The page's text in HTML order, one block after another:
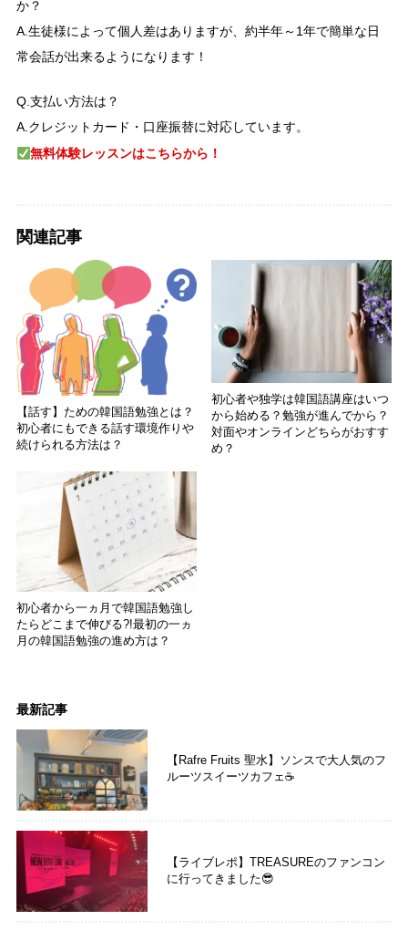
か？
A.生徒様によって個人差はありますが、約半年～1年で簡単な日
常会話が出来るようになります！
Q.支払い方法は？
A.クレジットカード・口座振替に対応しています。
無料体験レッスンはこちらから！
関連記事
【話す】ための韓国語勉強とは？
初心者にもできる話す環境作りや
続けられる方法は？
初心者や独学は韓国語講座はいつ
から始める？勉強が進んでから？
対面やオンラインどちらがおすす
め？
初心者から一ヵ月で韓国語勉強し
たらどこまで伸びる?!最初の一ヵ
月の韓国語勉強の進め方は？
最新記事
【Rafre Fruits 聖水】ソンスで大人気のフ
ルーツスイーツカフェ☕
【ライブレポ】TREASUREのファンコン
に行ってきました😎